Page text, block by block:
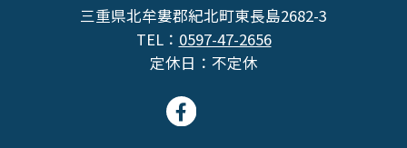
三重県北牟婁郡紀北町東長島2682-3
TEL： 0597-47-2656
定休日：不定休